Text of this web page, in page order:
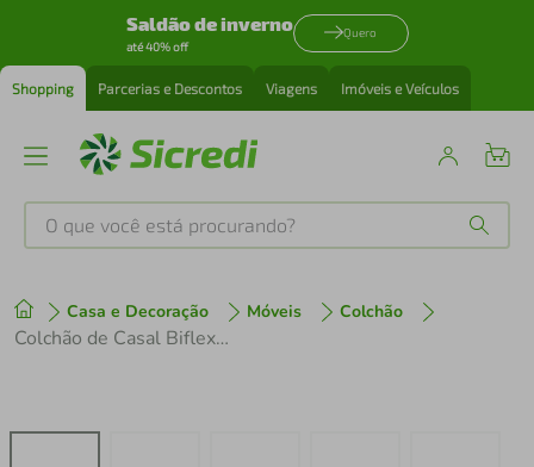
Saldão de inverno
até 40% off
Quero
Shopping Parcerias e Descontos Viagens Imóveis e Veículos
O que você está procurando?
Casa e Decoração Móveis Colchão
Colchão de Casal Biflex Turquia com Molas Ensacadas e Pillow Inn 30x138x188cm - Branco/Grafite
1º tenis